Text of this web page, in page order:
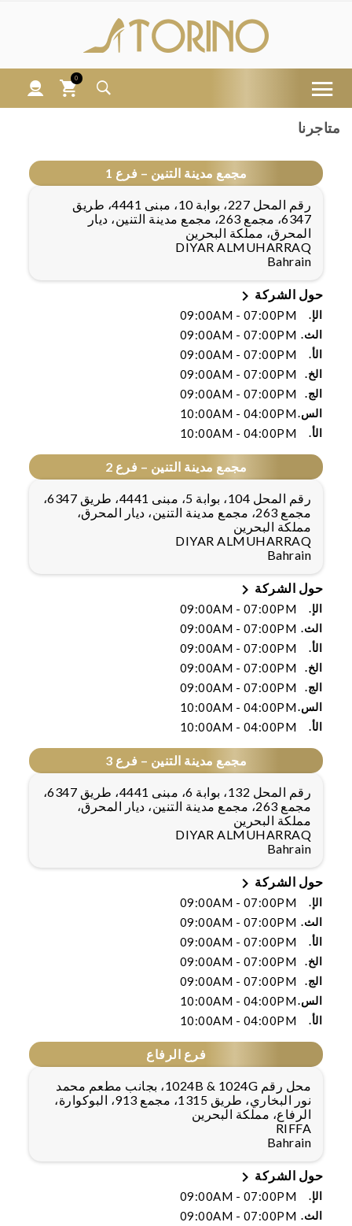
0
متاجرنا
مجمع مدينة التنين – فرع 1
رقم المحل 227، بوابة 10، مبنى 4441، طريق
6347، مجمع 263، مجمع مدينة التنين، ديار
المحرق، مملكة البحرين
DIYAR ALMUHARRAQ
Bahrain
حول الشركة 
الإ. 09:00AM - 07:00PM
الث. 09:00AM - 07:00PM
الأ. 09:00AM - 07:00PM
الخ. 09:00AM - 07:00PM
الج. 09:00AM - 07:00PM
الس.10:00AM - 04:00PM
الأ. 10:00AM - 04:00PM
مجمع مدينة التنين – فرع 2
رقم المحل 104، بوابة 5، مبنى 4441، طريق 6347،
مجمع 263، مجمع مدينة التنين، ديار المحرق،
مملكة البحرين
DIYAR ALMUHARRAQ
Bahrain
حول الشركة 
الإ. 09:00AM - 07:00PM
الث. 09:00AM - 07:00PM
الأ. 09:00AM - 07:00PM
الخ. 09:00AM - 07:00PM
الج. 09:00AM - 07:00PM
الس.10:00AM - 04:00PM
الأ. 10:00AM - 04:00PM
مجمع مدينة التنين – فرع 3
رقم المحل 132، بوابة 6، مبنى 4441، طريق 6347،
مجمع 263، مجمع مدينة التنين، ديار المحرق،
مملكة البحرين
DIYAR ALMUHARRAQ
Bahrain
حول الشركة 
الإ. 09:00AM - 07:00PM
الث. 09:00AM - 07:00PM
الأ. 09:00AM - 07:00PM
الخ. 09:00AM - 07:00PM
الج. 09:00AM - 07:00PM
الس.10:00AM - 04:00PM
الأ. 10:00AM - 04:00PM
فرع الرفاع
محل رقم 1024B & 1024G، بجانب مطعم محمد
نور البخاري، طريق 1315، مجمع 913، البوكوارة،
الرفاع، مملكة البحرين
RIFFA
Bahrain
حول الشركة 
الإ. 09:00AM - 07:00PM
الث. 09:00AM - 07:00PM